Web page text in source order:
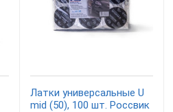
Латки универсальные U
mid (50), 100 шт. Россвик